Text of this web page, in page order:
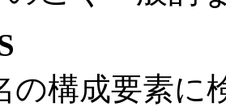
の構成要素に